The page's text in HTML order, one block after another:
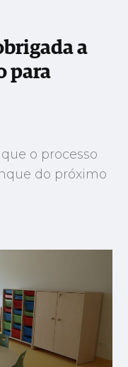
a
para
o processo
do próximo